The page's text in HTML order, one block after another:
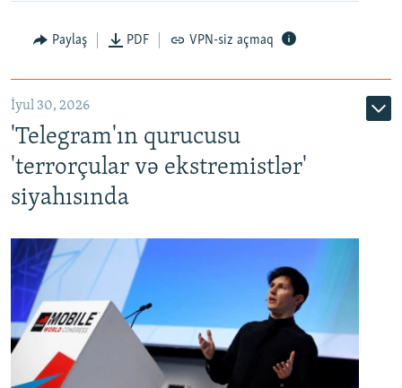
Paylaş PDF VPN-siz açmaq
İyul 30, 2026
'Telegram'ın qurucusu
'terrorçular və ekstremistlər'
siyahısında